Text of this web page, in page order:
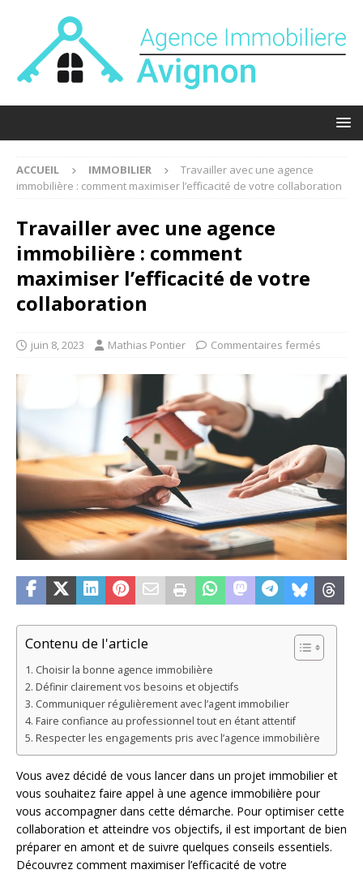
ACCUEIL IMMOBILIER
Travailler avec une agence
immobilière : comment maximiser l’efficacité de votre collaboration
Travailler avec une agence
immobilière : comment
maximiser l’efficacité de votre
collaboration
juin 8, 2023 Mathias Pontier Commentaires fermés
Contenu de l'article
Choisir la bonne agence immobilière
Définir clairement vos besoins et objectifs
Communiquer régulièrement avec l’agent immobilier
Faire confiance au professionnel tout en étant attentif
Respecter les engagements pris avec l’agence immobilière
Vous avez décidé de vous lancer dans un projet immobilier et
vous souhaitez faire appel à une agence immobilière pour
vous accompagner dans cette démarche. Pour optimiser cette
collaboration et atteindre vos objectifs, il est important de bien
préparer en amont et de suivre quelques conseils essentiels.
Découvrez comment maximiser l’efficacité de votre